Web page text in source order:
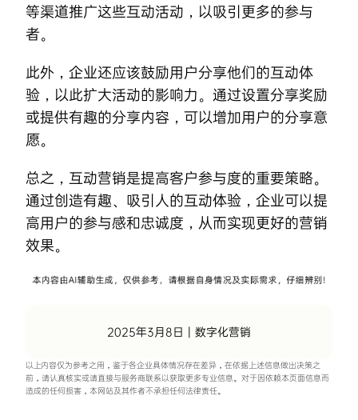
等渠道推广这些互动活动，以吸引更多的参与
者。
此外，企业还应该鼓励用户分享他们的互动体
验，以此扩大活动的影响力。通过设置分享奖励
或提供有趣的分享内容，可以增加用户的分享意
愿。
总之，互动营销是提高客户参与度的重要策略。
通过创造有趣、吸引人的互动体验，企业可以提
高用户的参与感和忠诚度，从而实现更好的营销
效果。
2025年3月8日 数字化营销
以上内容仅为参考之用，鉴于各企业具体情况存在差异，在依据上述信息做出决策之
前，请认真核实或请直接与服务商联系以获取更多专业信息。对于因依赖本页面信息而
造成的任何损害，本网站及其作者不承担任何法律责任。